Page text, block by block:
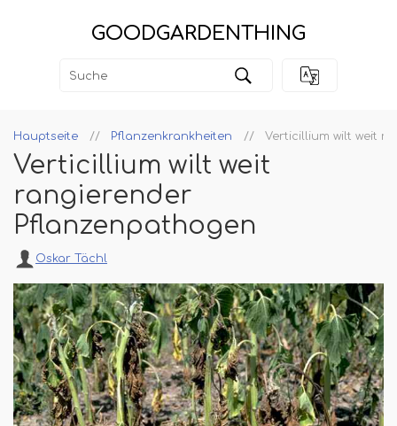
GOODGARDENTHING
Hauptseite Pflanzenkrankheiten Verticillium wilt weit
Verticillium wilt weit
rangierender
Pflanzenpathogen
Oskar Tächl